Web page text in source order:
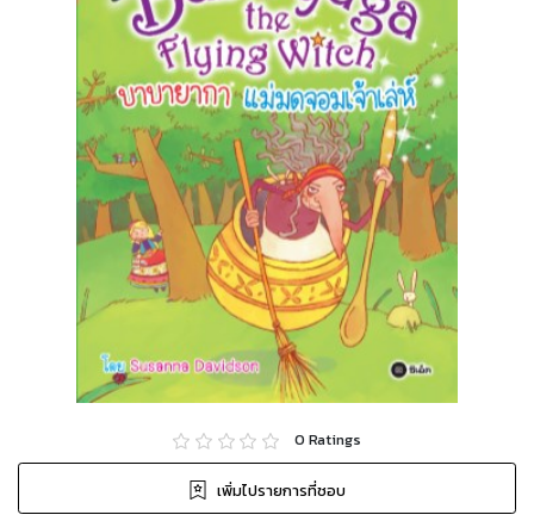
0 Ratings
เพิ่มไปรายการที่ชอบ